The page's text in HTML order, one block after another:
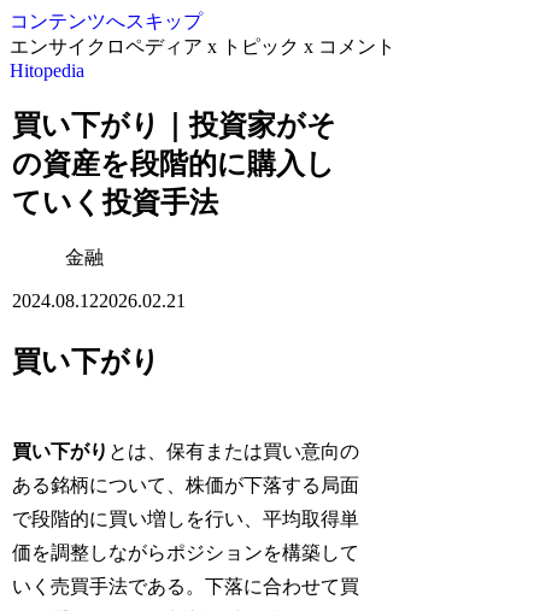
コンテンツへスキップ
エンサイクロペディア x トピック x コメント
Hitopedia
買い下がり｜投資家がそ
の資産を段階的に購入し
ていく投資手法
金融
2024.08.122026.02.21
買い下がり
買い下がり とは、保有または買い意向の
ある銘柄について、株価が下落する局面
で段階的に買い増しを行い、平均取得単
価を調整しながらポジションを構築して
いく売買手法である。下落に合わせて買